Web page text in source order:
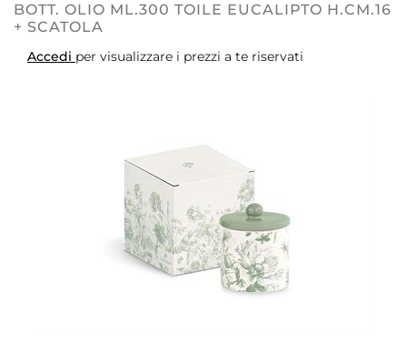
BOTT. OLIO ML.300 TOILE EUCALIPTO H.CM.16
+ SCATOLA
Accedi per visualizzare i prezzi a te riservati